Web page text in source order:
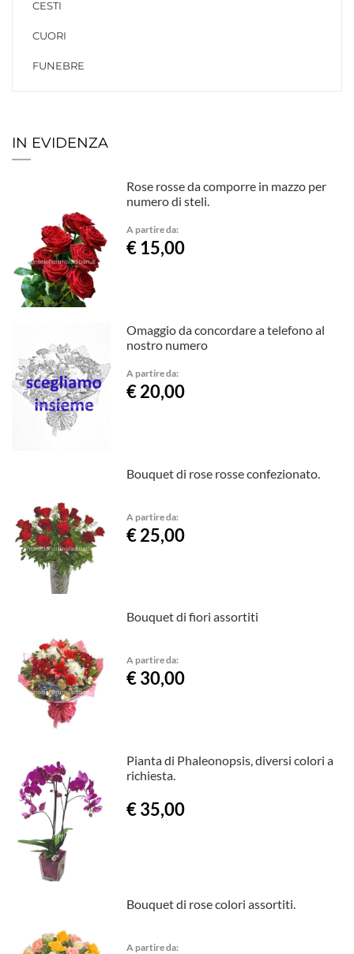
CESTI
CUORI
FUNEBRE
IN EVIDENZA
Rose rosse da comporre in mazzo per
numero di steli.
A partire da:
€ 15,00
Omaggio da concordare a telefono al
nostro numero
A partire da:
€ 20,00
Bouquet di rose rosse confezionato.
A partire da:
€ 25,00
Bouquet di fiori assortiti
A partire da:
€ 30,00
Pianta di Phaleonopsis, diversi colori a
richiesta.
€ 35,00
Bouquet di rose colori assortiti.
A partire da: